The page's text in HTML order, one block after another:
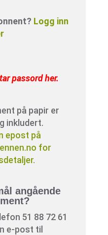
Logg inn
passord her.
på papir er
inkludert.
epost på
for
angående
51 88 72 61
e-post til